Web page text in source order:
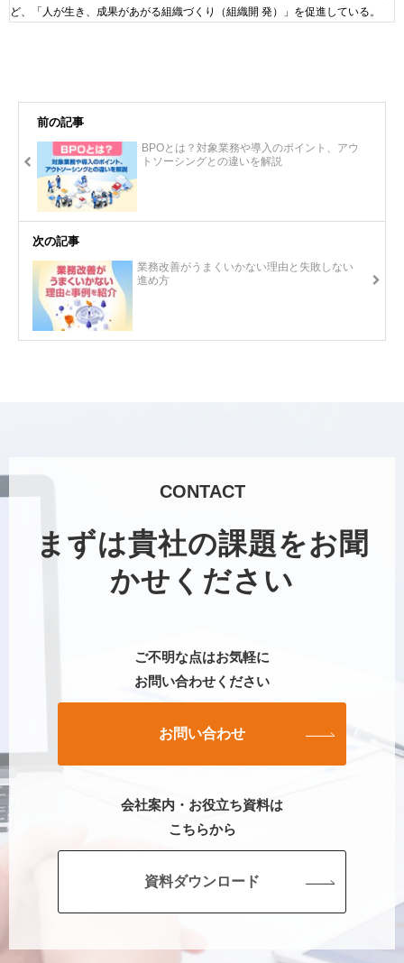
ど、「人が生き、成果があがる組織づくり（組織開 発）」を促進している。
前の記事
BPOとは？対象業務や導入のポイント、アウ
トソーシングとの違いを解説
次の記事
業務改善がうまくいかない理由と失敗しない
進め方
CONTACT
まずは貴社の課題をお聞
かせください
ご不明な点はお気軽に
お問い合わせください
お問い合わせ
会社案内・お役立ち資料は
こちらから
資料ダウンロード